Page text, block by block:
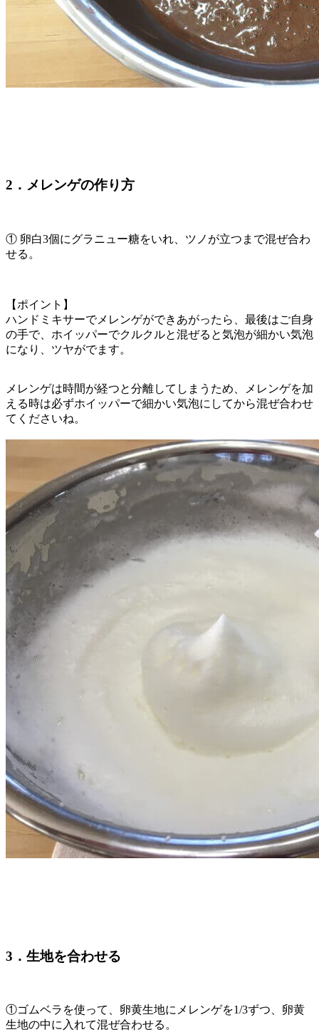
2．メレンゲの作り方
① 卵白3個にグラニュー糖をいれ、ツノが立つまで混ぜ合わ
せる。
【ポイント】
ハンドミキサーでメレンゲができあがったら、最後はご自身
の手で、ホイッパーでクルクルと混ぜると気泡が細かい気泡
になり、ツヤがでます。
メレンゲは時間が経つと分離してしまうため、メレンゲを加
える時は必ずホイッパーで細かい気泡にしてから混ぜ合わせ
てくださいね。
3．生地を合わせる
①ゴムベラを使って、卵黄生地にメレンゲを1/3ずつ、卵黄
生地の中に入れて混ぜ合わせる。